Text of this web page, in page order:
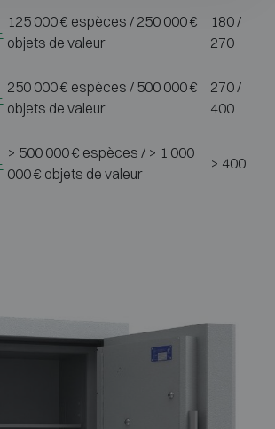
125 000 € espèces / 250 000 €
objets de valeur
180 /
270
250 000 € espèces / 500 000 €
objets de valeur
270 /
400
> 500 000 € espèces / > 1 000
000 € objets de valeur
> 400